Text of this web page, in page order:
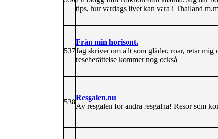
tips, hur vardags livet kan vara i Thailand
537
Från min horisont.
Jag skriver om allt som gläder, roar, retar
reseberättelse kommer nog också
538
Resgalen.nu
Av resgalen för andra resgalna! Resor som